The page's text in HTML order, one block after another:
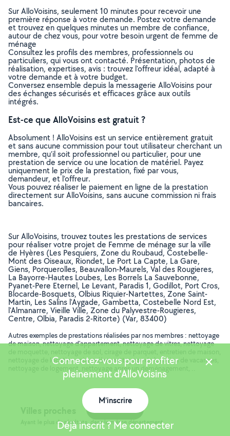
Sur AlloVoisins, seulement 10 minutes pour recevoir une
première réponse à votre demande. Postez votre demande
et trouvez en quelques minutes un membre de confiance,
autour de chez vous, pour votre besoin urgent de femme de
ménage
Consultez les profils des membres, professionnels ou
particuliers, qui vous ont contacté. Présentation, photos de
réalisation, expertises, avis : trouvez l'offreur idéal, adapté à
votre demande et à votre budget.
Conversez ensemble depuis la messagerie AlloVoisins pour
des échanges sécurisés et efficaces grâce aux outils
intégrés.
Est-ce que AlloVoisins est gratuit ?
Absolument ! AlloVoisins est un service entièrement gratuit
et sans aucune commission pour tout utilisateur cherchant un
membre, qu’il soit professionnel ou particulier, pour une
prestation de service ou une location de matériel. Payez
uniquement le prix de la prestation, fixé par vous,
demandeur, et l’offreur.
Vous pouvez réaliser le paiement en ligne de la prestation
directement sur AlloVoisins, sans aucune commission ni frais
bancaires.
Sur AlloVoisins, trouvez toutes les prestations de services
pour réaliser votre projet de Femme de ménage sur la ville
de Hyères (Les Pesquiers, Zone du Roubaud, Costebelle-
Mont des Oiseaux, Riondet, Le Port La Capte, La Gare,
Giens, Porquerolles, Beauvallon-Maurels, Val des Rougieres,
La Bayorre-Hautes Loubes, Les Borrels La Sauvebonne,
Pyanet-Pere Eternel, Le Levant, Paradis 1, Godillot, Port Cros,
Blocarde-Bosquets, Olbius Riquier-Nartettes, Zone Saint-
Martin, Les Salins l'Aygade, Gambetta, Costebelle Nord Est,
l'Almanarre, Vieille Ville, Zone du Palyvestre-Rougieres,
Centre, Olbia, Paradis 2-Ritorte) (Var, 83400)
Autres exemples de prestations réalisées par nos membres : nettoyage
de maison, nettoyage d'appartement, nettoyage de vitres, nettoyage
nettoyage de location saisonnière, nettoyage de location de vacances,
nettoyage de logement, nettoyage après un déménagement, ..
Ayant le plus de résultats, dans le même département
Connectez-vous pour profiter
pleinement d'AlloVoisins
M'inscrire
Déjà inscrit ? Me connecter